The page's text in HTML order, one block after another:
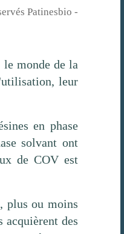
Patinesbio -
le monde de la
leur
en phase
solvant ont
de COV est
plus ou moins
acquièrent des